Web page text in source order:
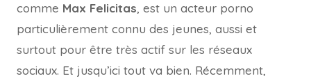
comme Max Felicitas, est un acteur porno
particulièrement connu des jeunes, aussi et
surtout pour être très actif sur les réseaux
sociaux. Et jusqu’ici tout va bien. Récemment,